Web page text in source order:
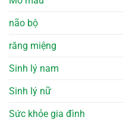
não bộ
răng miệng
Sinh lý nam
Sinh lý nữ
Sức khỏe gia đình